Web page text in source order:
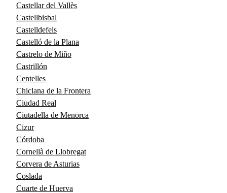
Castellar del Vallès
Castellbisbal
Castelldefels
Castelló de la Plana
Castrelo de Miño
Castrillón
Centelles
Chiclana de la Frontera
Ciudad Real
Ciutadella de Menorca
Cizur
Córdoba
Cornellà de Llobregat
Corvera de Asturias
Coslada
Cuarte de Huerva